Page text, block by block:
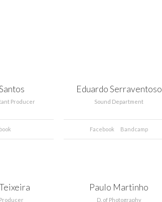
Producer
Eduardo Serraventoso
Sound Department
Facebook Bandcamp
Paulo Martinho
D. of Photography